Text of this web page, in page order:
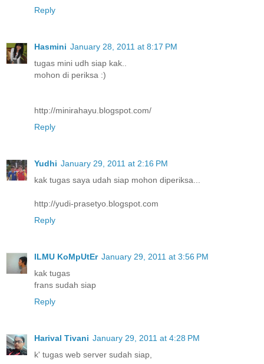
Reply
Hasmini January 28, 2011 at 8:17 PM
tugas mini udh siap kak..
mohon di periksa :)
http://minirahayu.blogspot.com/
Reply
Yudhi January 29, 2011 at 2:16 PM
kak tugas saya udah siap mohon diperiksa...
http://yudi-prasetyo.blogspot.com
Reply
ILMU KoMpUtEr January 29, 2011 at 3:56 PM
kak tugas
frans sudah siap
Reply
Harival Tivani January 29, 2011 at 4:28 PM
k' tugas web server sudah siap,